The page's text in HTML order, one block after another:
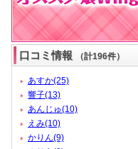
口コミ情報 （計196件）
あすか(25)
響子(13)
あんじゅ(10)
えみ(10)
かりん(9)